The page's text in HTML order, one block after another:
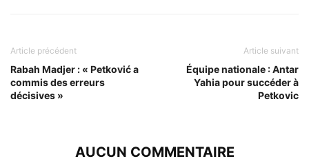
Article précédent
Rabah Madjer : « Petković a
commis des erreurs
décisives »
Article suivant
Équipe nationale : Antar
Yahia pour succéder à
Petkovic
AUCUN COMMENTAIRE